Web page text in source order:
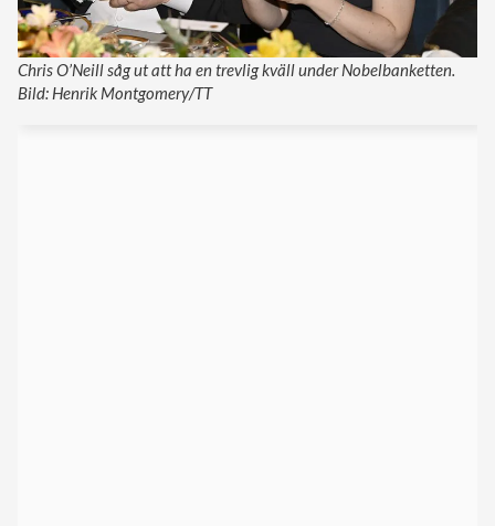
Chris O’Neill såg ut att ha en trevlig kväll under Nobelbanketten.
Bild: Henrik Montgomery/TT